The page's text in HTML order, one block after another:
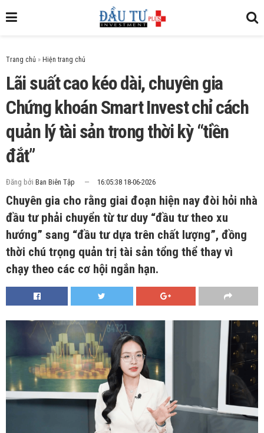
Trang chủ »
Lãi suất cao kéo dài, chuyên gia
Chứng khoán Smart Invest chỉ cách
quản lý tài sản trong thời kỳ “tiền
đắt”
Đăng bởi Ban Biên Tập 16:05:38 18-06-2026
Chuyên gia cho rằng giai đoạn hiện nay đòi hỏi nhà
đầu tư phải chuyển từ tư duy “đầu tư theo xu
hướng” sang “đầu tư dựa trên chất lượng”, đồng
thời chú trọng quản trị tài sản tổng thể thay vì
chạy theo các cơ hội ngắn hạn.